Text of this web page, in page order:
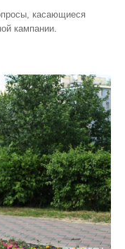
касающиеся
кампании.